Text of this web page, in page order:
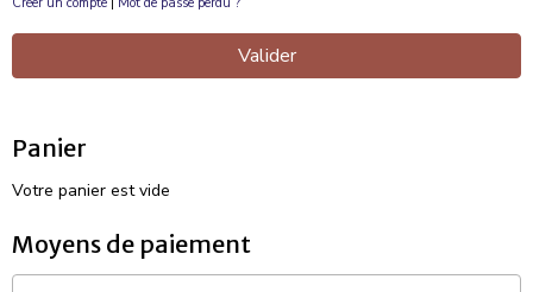
Valider
Panier
Votre panier est vide
Moyens de paiement